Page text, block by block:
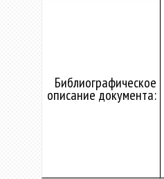
Библиографическое
описание документа: